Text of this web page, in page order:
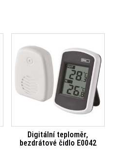
Digitální teploměr,
bezdrátové čidlo E0042